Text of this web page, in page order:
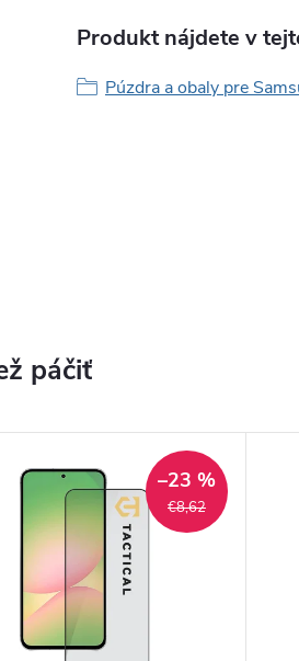
Produkt nájdete v
Púzdra a obaly pre
€8,62
–23 %